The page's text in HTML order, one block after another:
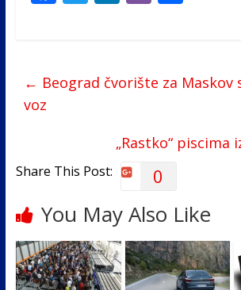
o dI
← Beograd čvorište za Maskov
voz
„Rastko“ piscima
Share This Post: 0
You May Also Like